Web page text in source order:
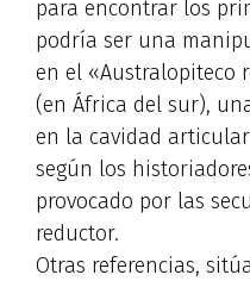
para encontrar los
podría ser una
en el «Australopiteco
(en África del sur),
en la cavidad
según los
provocado por las
reductor.
Otras referencias,